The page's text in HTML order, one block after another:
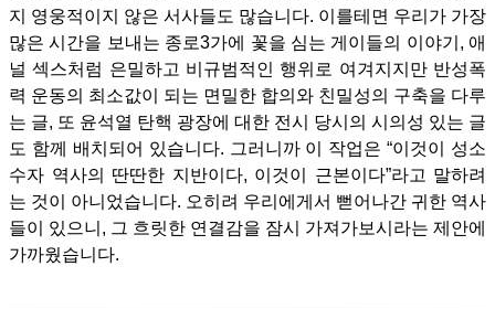
지 영웅적이지 않은 서사들도 많습니다. 이를테면 우리가 가장
많은 시간을 보내는 종로3가에 꽃을 심는 게이들의 이야기, 애
널 섹스처럼 은밀하고 비규범적인 행위로 여겨지지만 반성폭
력 운동의 최소값이 되는 면밀한 합의와 친밀성의 구축을 다루
는 글, 또 윤석열 탄핵 광장에 대한 전시 당시의 시의성 있는 글
도 함께 배치되어 있습니다. 그러니까 이 작업은 “이것이 성소
수자 역사의 딴딴한 지반이다, 이것이 근본이다”라고 말하려
는 것이 아니었습니다. 오히려 우리에게서 뻗어나간 귀한 역사
들이 있으니, 그 흐릿한 연결감을 잠시 가져가보시라는 제안에
가까웠습니다.